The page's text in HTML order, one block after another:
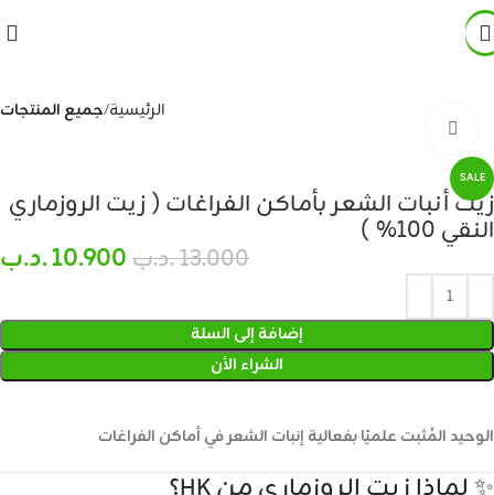
الرئيسية جميع المنتجات
SALE
زيت أنبات الشعر بأماكن الفراغات ( زيت الروزماري
النقي 100% )
13.000.د.ب10.900.د.ب
إضافة إلى السلة
الشراء الأن
الوحيد المُثبت علميًا بفعالية إنبات الشعر في أماكن الفراغات